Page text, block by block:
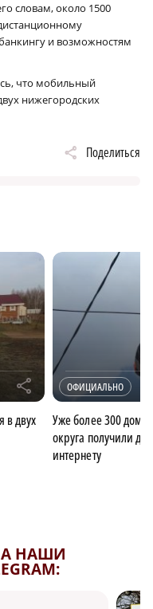
словам, около 1500
и возможностям
что мобильный
нижегородских
Поделиться
r
в двух
ОФИЦИАЛЬНО
Уже более 300
округа получили
интернету
НАШИ